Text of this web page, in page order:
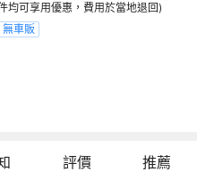
均可享用優惠，費用於當地退回)
無車販
評價 推薦